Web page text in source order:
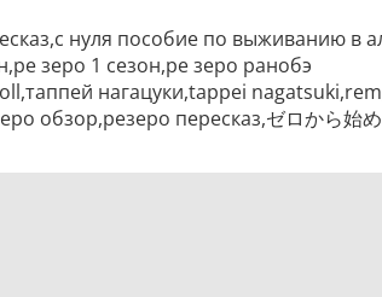
нуля пособие по выживанию в
зеро 1 сезон,ре зеро ранобэ
нагацуки,tappei
обзор,резеро пересказ,ゼロから始